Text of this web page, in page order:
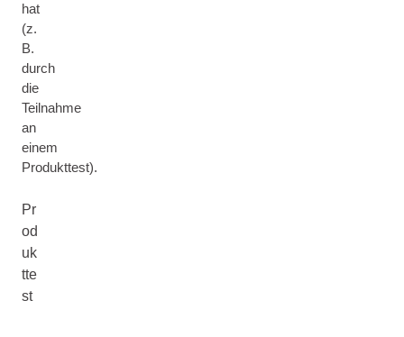
hat
(z.
B.
durch
die
Teilnahme
an
einem
Produkttest).
Pr
od
uk
tte
st